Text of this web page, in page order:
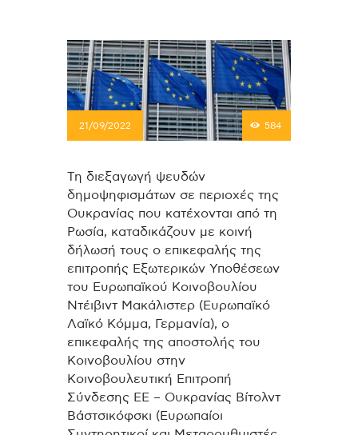
21/09/2022 584
Τη διεξαγωγή ψευδών
δημοψηφισμάτων σε περιοχές της
Ουκρανίας που κατέχονται από τη
Ρωσία, καταδικάζουν με κοινή
δήλωσή τους ο επικεφαλής της
επιτροπής Εξωτερικών Υποθέσεων
του Ευρωπαϊκού Κοινοβουλίου
Ντέιβιντ Μακάλιστερ (Ευρωπαϊκό
Λαϊκό Κόμμα, Γερμανία), ο
επικεφαλής της αποστολής του
Κοινοβουλίου στην
Κοινοβουλευτική Επιτροπή
Σύνδεσης ΕΕ – Ουκρανίας Βίτολντ
Βάστσικόφσκι (Ευρωπαίοι